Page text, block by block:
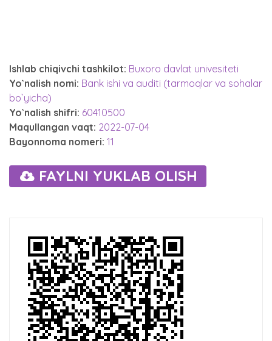
Ishlab chiqivchi tashkilot: Buxoro davlat univesiteti
Yo`nalish nomi: Bank ishi va auditi (tarmoqlar va sohalar
bo`yicha)
Yo`nalish shifri: 60410500
Maqullangan vaqt: 2022-07-04
Bayonnoma nomeri: 11
FAYLNI YUKLAB OLISH